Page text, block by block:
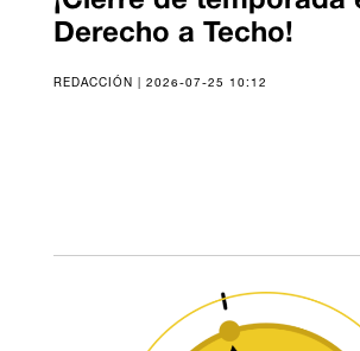
Derecho a Techo!
REDACCIÓN | 2026-07-25 10:12